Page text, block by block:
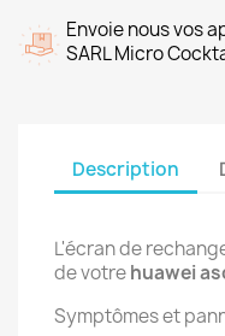
Envoie nous vos
SARL Micro
Description
L'écran de
de votrehuawei
Symptômes et